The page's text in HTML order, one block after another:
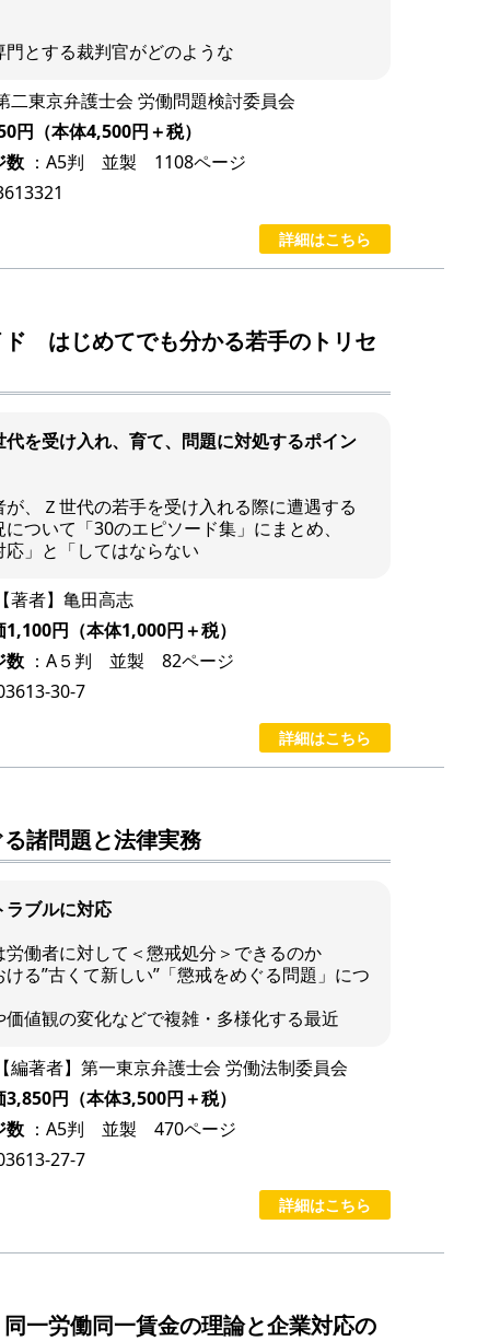
とする裁判官がどのような
二東京弁護士会 労働問題検討委員会
円（本体4,500円＋税）
数 ：A5判 並製 1108ページ
詳細はこちら
ド はじめてでも分かる若手のトリセ
代を受け入れ、育て、問題に対処するポイン
、Ｚ世代の若手を受け入れる際に遭遇する
ついて「30のエピソード集」にまとめ、
応」と「してはならない
著者】亀田高志
円（本体1,000円＋税）
数 ：A５判 並製 82ページ
30-7
詳細はこちら
諸問題と法律実務
ラブルに対応
労働者に対して＜懲戒処分＞できるのか
る”古くて新しい”「懲戒をめぐる問題」につ
値観の変化などで複雑・多様化する最近
編著者】第一東京弁護士会 労働法制委員会
円（本体3,500円＋税）
数 ：A5判 並製 470ページ
27-7
詳細はこちら
同一労働同一賃金の理論と企業対応の